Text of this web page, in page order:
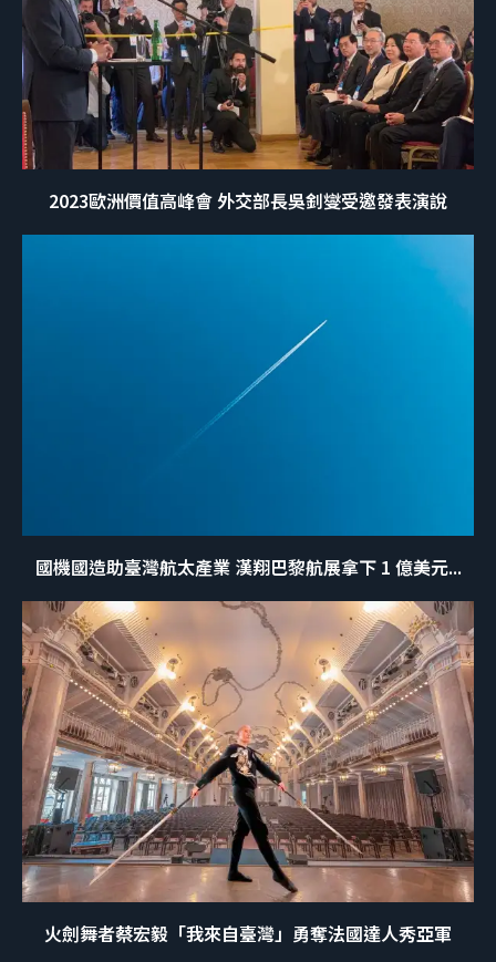
2023歐洲價值高峰會 外交部長吳釗燮受邀發表演說
國機國造助臺灣航太產業 漢翔巴黎航展拿下 1 億美元...
火劍舞者蔡宏毅「我來自臺灣」勇奪法國達人秀亞軍